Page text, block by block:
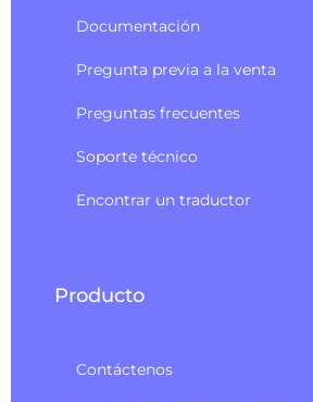
Documentación
Pregunta previa a la venta
Preguntas frecuentes
Soporte técnico
Encontrar un traductor
Producto
Contáctenos